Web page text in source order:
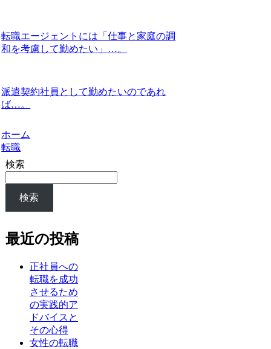
転職エージェントには「仕事と家庭の調
和を考慮して勤めたい」…。
派遣契約社員として勤めたいのであれ
ば…。
ホーム
転職
検索
検索
最近の投稿
正社員への
転職を成功
させるため
の実践的ア
ドバイスと
その心得
女性の転職